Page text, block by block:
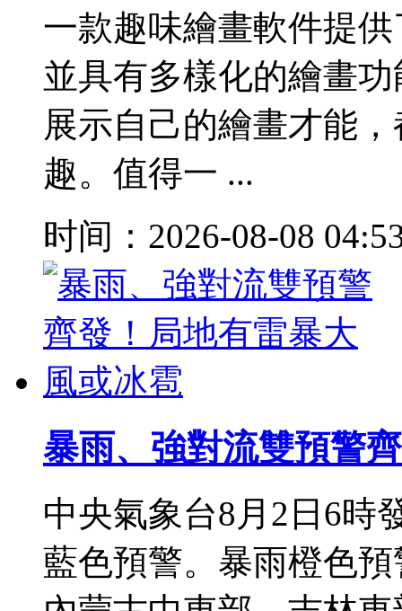
一款趣味繪畫軟件提
並具有多樣化的繪畫
展示自己的繪畫才能
趣。值得一 ...
时间：2026-08-08
暴雨、強對流雙預警
中央氣象台8月2日6時
藍色預警。暴雨橙色